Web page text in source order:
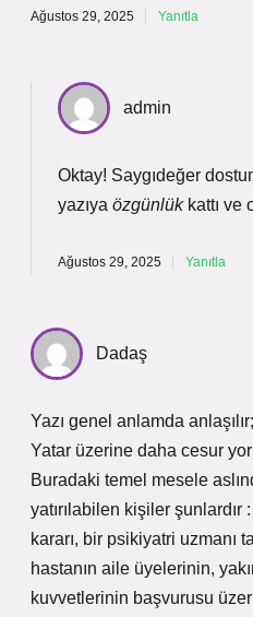
Ağustos 29, 2025 Yanıtla
admin
Oktay! Saygıdeğer
yazıya özgünlükkattı ve
Ağustos 29, 2025 Yanıtla
Dadaş
Yazı genel anlamda
Yatar üzerine daha cesur
Buradaki temel mesele
yatırılabilen kişiler şunlardır
kararı, bir psikiyatri uzmanı
hastanın aile üyelerinin,
kuvvetlerinin başvurusu